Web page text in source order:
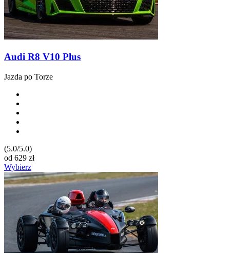
Audi R8 V10 Plus
Jazda po Torze
(5.0/5.0)
od 629 zł
Wybierz